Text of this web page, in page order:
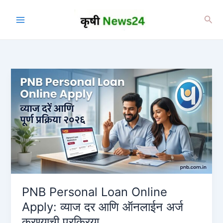
PNB Personal Loan Online
Apply: व्याज दर आणि ऑनलाईन अर्ज